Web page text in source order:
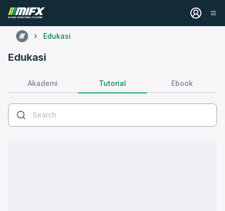
Edukasi
Edukasi
Akademi Tutorial Ebook